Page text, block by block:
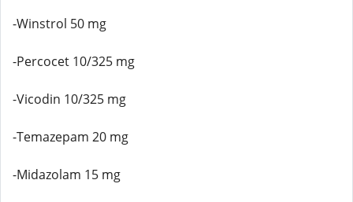
-Winstrol 50 mg
-Percocet 10/325 mg
-Vicodin 10/325 mg
-Temazepam 20 mg
-Midazolam 15 mg